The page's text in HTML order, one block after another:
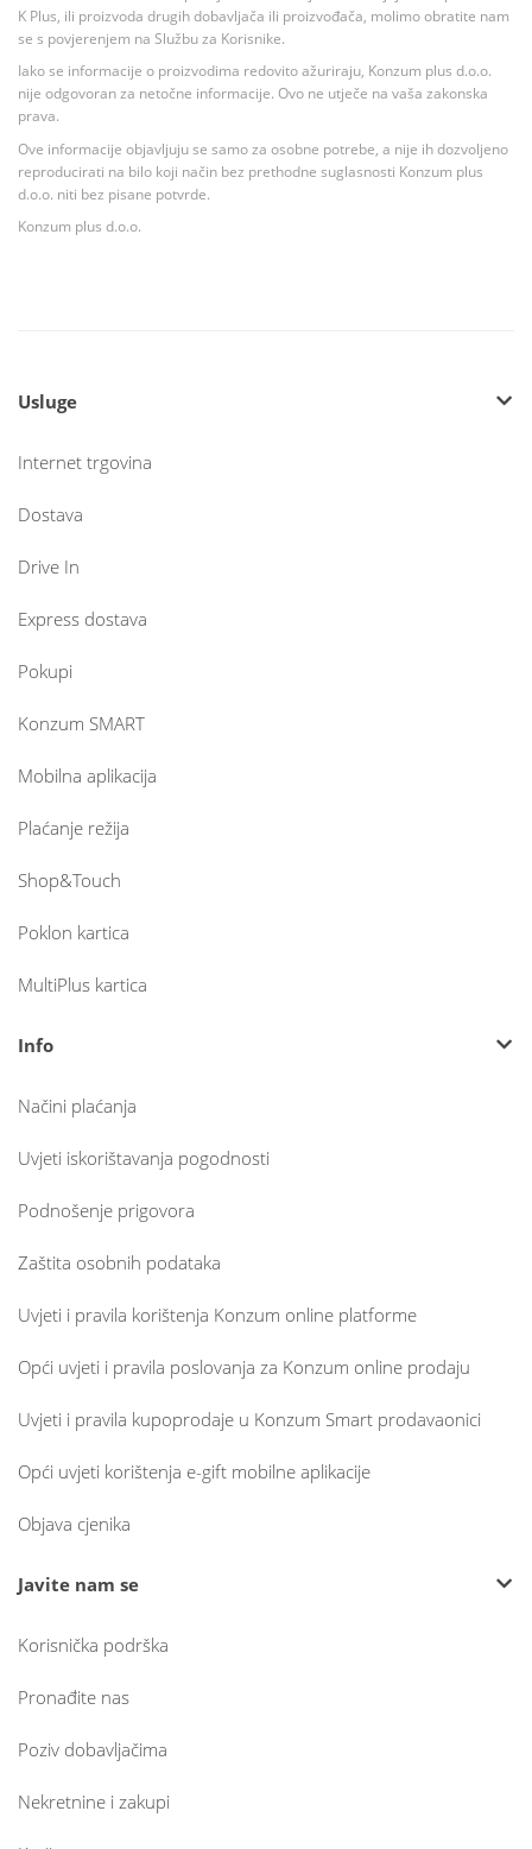
K Plus, ili proizvoda drugih dobavljača ili proizvođača, molimo obratite nam
se s povjerenjem na Službu za Korisnike.
Iako se informacije o proizvodima redovito ažuriraju, Konzum plus d.o.o.
nije odgovoran za netočne informacije. Ovo ne utječe na vaša zakonska
prava.
Ove informacije objavljuju se samo za osobne potrebe, a nije ih dozvoljeno
reproducirati na bilo koji način bez prethodne suglasnosti Konzum plus
d.o.o. niti bez pisane potvrde.
Konzum plus d.o.o.
Usluge
Internet trgovina
Dostava
Drive In
Express dostava
Pokupi
Konzum SMART
Mobilna aplikacija
Plaćanje režija
Shop&Touch
Poklon kartica
MultiPlus kartica
Info
Načini plaćanja
Uvjeti iskorištavanja pogodnosti
Podnošenje prigovora
Zaštita osobnih podataka
Uvjeti i pravila korištenja Konzum online platforme
Opći uvjeti i pravila poslovanja za Konzum online prodaju
Uvjeti i pravila kupoprodaje u Konzum Smart prodavaonici
Opći uvjeti korištenja e-gift mobilne aplikacije
Objava cjenika
Javite nam se
Korisnička podrška
Pronađite nas
Poziv dobavljačima
Nekretnine i zakupi